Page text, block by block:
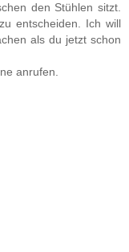
den Stühlen sitzt.
entscheiden. Ich will
als du jetzt schon
anrufen.